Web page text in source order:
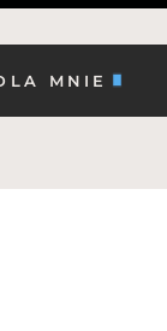
MNIE